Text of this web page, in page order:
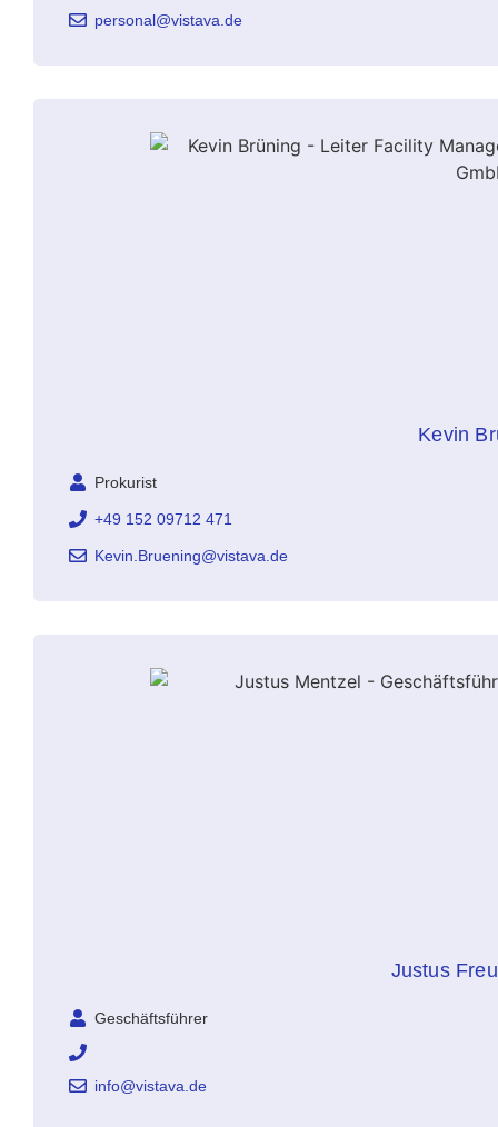
personal@vistava.de
Kevin
Prokurist
+49 152 09712 471
Kevin.Bruening@vistava.de
Justus
Geschäftsführer
info@vistava.de